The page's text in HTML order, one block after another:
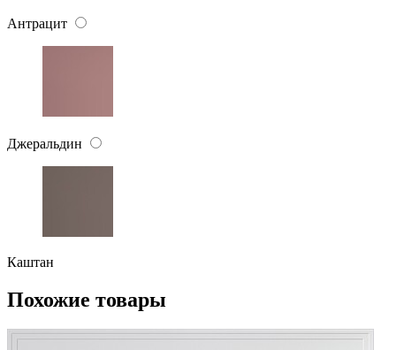
Антрацит
Джеральдин
Каштан
Похожие товары